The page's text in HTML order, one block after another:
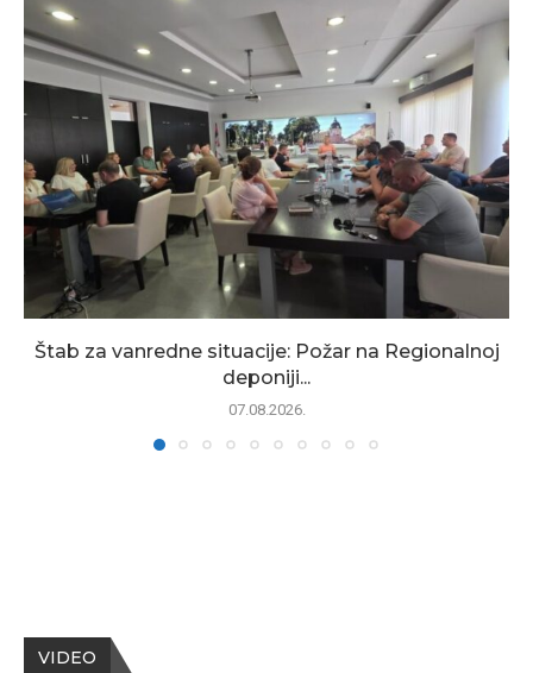
Štab za vanredne situacije: Požar na Regionalnoj
deponiji...
07.08.2026.
VIDEO